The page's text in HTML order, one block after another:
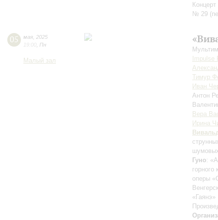
№ 29
05 мая 2025
19:00 Пн
Малый зал
Impulse
Тимур
Иван
Антон
Вера
Ирина
Гуно:
оперы
«Гаянэ»